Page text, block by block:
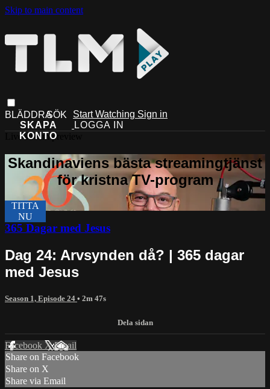
Skip to main content
Start Watching Sign in
Live stream preview
365 Dagar med Jesus
Dag 24: Arvsynden då? | 365 dagar
med Jesus
Season 1, Episode 24 • 2m 47s
Facebook XEmail
Share on Facebook
Share on X
Share via Email